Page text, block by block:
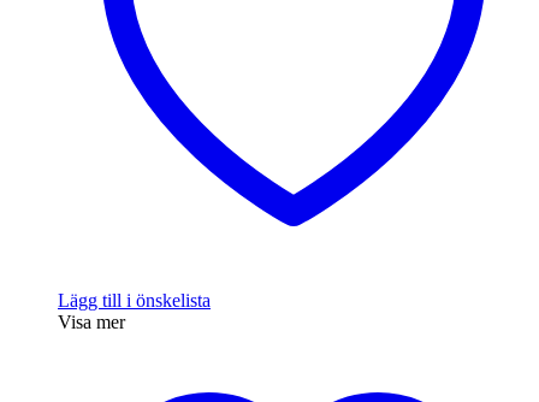
Lägg till i önskelista
Visa mer